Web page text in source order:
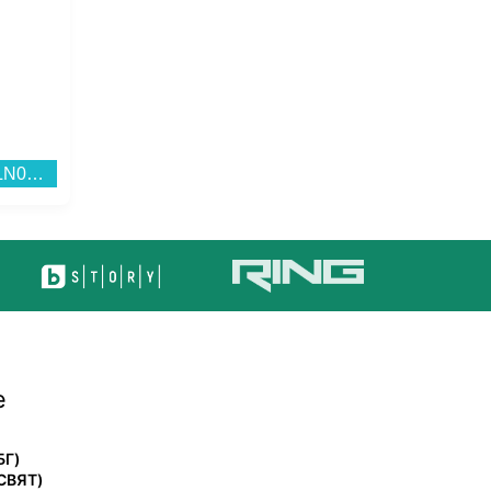
Хладилник Daewoo CLN0375EWPA0-EU , 390 l, E , Бял...